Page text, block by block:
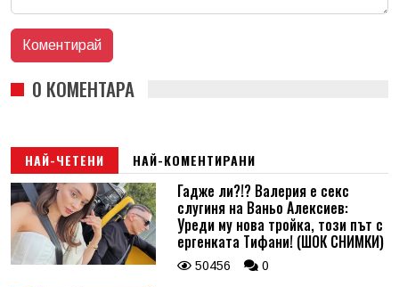
0 КОМЕНТАРА
НАЙ-ЧЕТЕНИ НАЙ-КОМЕНТИРАНИ
Гадже ли?!? Валерия е секс
слугиня на Ваньо Алексиев:
Уреди му нова тройка, този път с
ергенката Тифани! (ШОК СНИМКИ)
50456 0